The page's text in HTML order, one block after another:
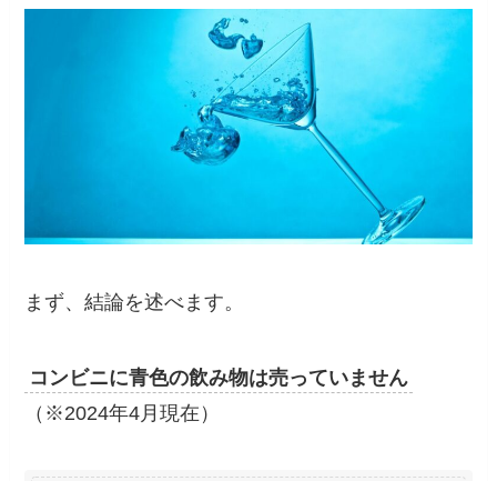
まず、結論を述べます。
コンビニに青色の飲み物は売っていません
（※2024年4月現在）